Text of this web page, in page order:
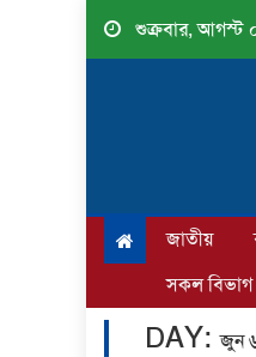
Skip
শুক্রবার, আগস্ট
জাতীয়
সকল বিভাগ
DAY:জুন